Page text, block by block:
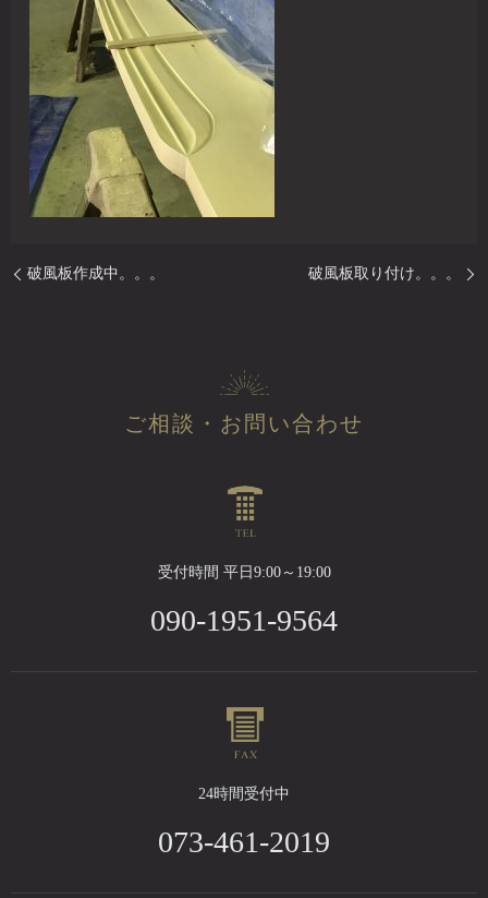
破風板作成中。。。 破風板取り付け。。。
ご相談・お問い合わせ
受付時間 平日9:00～19:00
090-1951-9564
24時間受付中
073-461-2019